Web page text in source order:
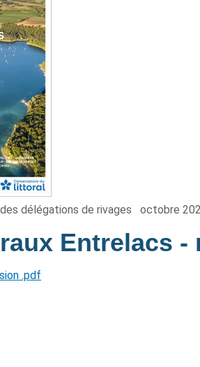
délégations de rivages octobre
Entrelacs -
.pdf